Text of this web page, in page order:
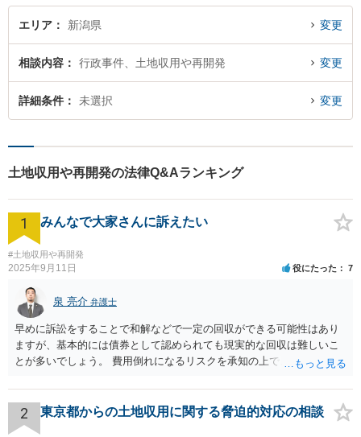
エリア 新潟県 変更
相談内容 行政事件、土地収用や再開発 変更
詳細条件 未選択 変更
土地収用や再開発の法律Q&Aランキング
1 みんなで大家さんに訴えたい
#土地収用や再開発
2025年9月11日 役にたった 7
泉 亮介 弁護士
早めに訴訟をすることで和解などで一定の回収ができる可能性はあり
ますが、基本的には債券として認められても現実的な回収は難しいこ
とが多いでしょう。 費用倒れになるリスクを承知の上で、やるだけや
2 東京都からの土地収用に関する脅迫的対応の相談